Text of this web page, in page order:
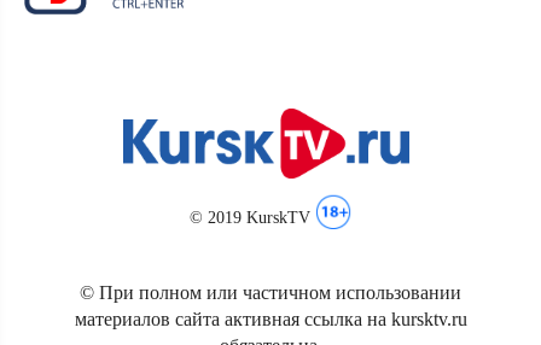
© 2019 KurskTV
© При полном или частичном использовании
материалов сайта активная ссылка на kursktv.ru